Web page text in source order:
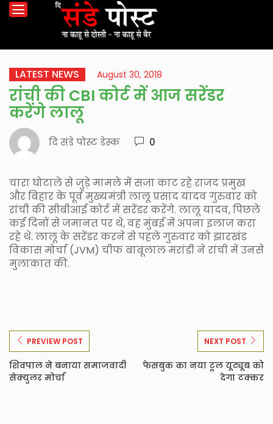
LATEST NEWS August 30, 2018
रांची की CBI कोर्ट में आज सरेंडर
करेंगे लालू
दि संडे पोस्ट डेस्क 0
चारा घोटाले से जुड़े मामले में सजा काट रहे राजद प्रमुख
और बिहार के पूर्व मुख्यमंत्री लालू प्रसाद यादव गुरुवार को
रांची की सीबीआई कोर्ट में सरेंडर करेंगे. लालू यादव, पिछले
कई दिनों से जमानत पर थे, वह मुंबई में अपना इलाज करा
रहे थे. लालू के सरेंडर करने से पहले गुरुवार को झारखंड
विकास मोर्चा (JVM) चीफ बाबूलाल मरांडी ने रांची में उनसे
मुलाकात की.
PREVIEW POST
शिवपाल ने बनाया समाजवादी
सेक्युलर मोर्चा
NEXT POST
फेसबुक का नया टूल यूट्यूब को
देगा टक्कर